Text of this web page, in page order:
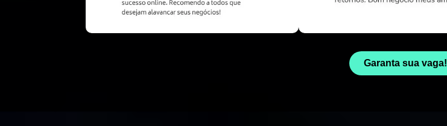
Garanta sua vaga!